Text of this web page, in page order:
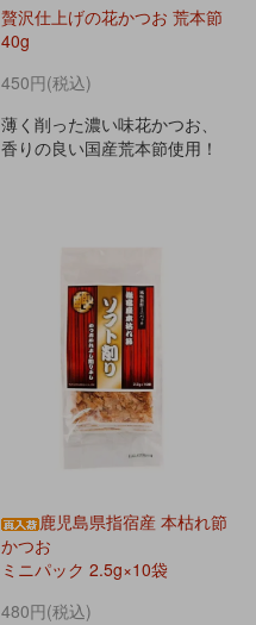
贅沢仕上げの花かつお 荒本節
40g
450円(税込)
薄く削った濃い味花かつお、
香りの良い国産荒本節使用！
鹿児島県指宿産 本枯れ節
かつお
ミニパック 2.5g×10袋
480円(税込)